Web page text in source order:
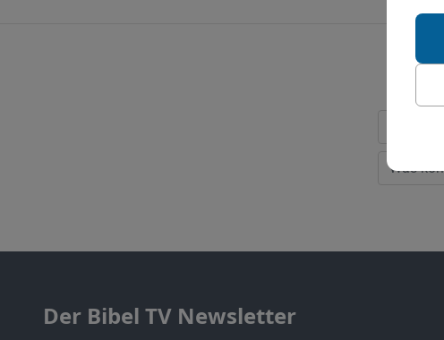
Der Bibel TV Newsletter